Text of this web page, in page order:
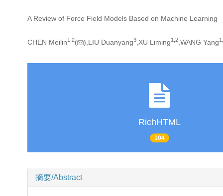
A Review of Force Field Models Based on Machine Learning
CHEN Meilin1, 2( ),LIU Duanyang3 ,XU Liming1, 2 ,WANG Yang1,
RichHTML
104
摘要/Abstract